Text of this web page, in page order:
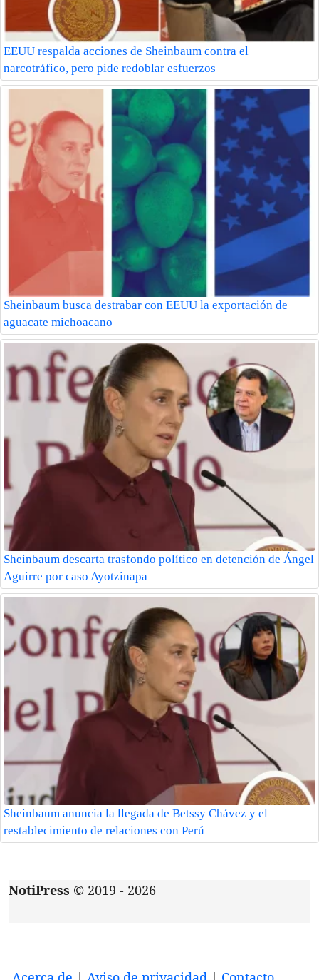
EEUU respalda acciones de Sheinbaum contra el
narcotráfico, pero pide redoblar esfuerzos
Sheinbaum busca destrabar con EEUU la exportación de
aguacate michoacano
Sheinbaum descarta trasfondo político en detención de Ángel
Aguirre por caso Ayotzinapa
Sheinbaum anuncia la llegada de Betssy Chávez y el
restablecimiento de relaciones con Perú
NotiPress © 2019 - 2026